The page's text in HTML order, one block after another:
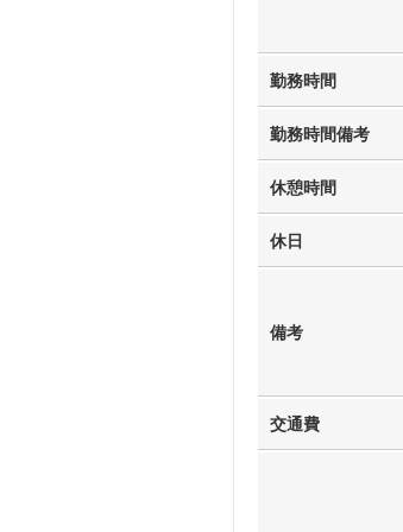
勤務時間
勤務時間備考
休憩時間
休日
備考
交通費